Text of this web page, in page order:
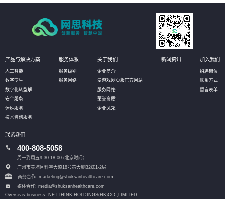
产品与解决方案
人工智能
数字孪生
数字化转型解
安全服务
运维服务
技术咨询服务
服务体系
服务级别
服务网络
关于我们
企业简介
爱游戏网页版官方网站
服务网络
荣誉资质
企业风采
新闻资讯 加入我们
招聘岗位
联系方式
留言表单
联系我们
400-808-5058
周一到周五9:30-18:00 (北京时间）
广州市黄埔区科学大道18号芯大厦B2栋1-2层
商务合作: marketing@shuksanhealthcare.com
媒体合作: media@shuksanhealthcare.com
Overseas business: NETTHINK HOLDINGS(HK)CO.,LIMITED